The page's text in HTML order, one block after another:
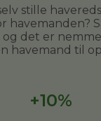
stille
havemanden?
og det er
havemand til
+10%